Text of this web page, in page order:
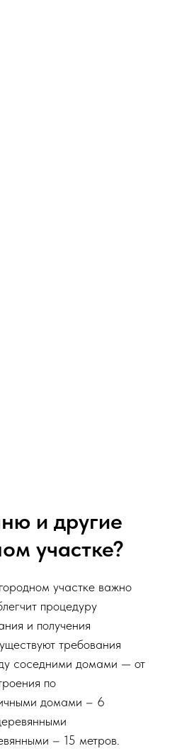
и другие
участке?
участке важно
процедуру
и получения
требования
соседними домами — от
по
домами – 6
– 15 метров.